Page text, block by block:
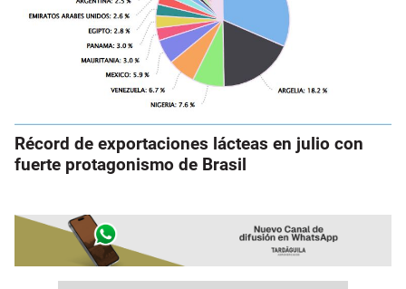
Récord de exportaciones lácteas en julio con
fuerte protagonismo de Brasil